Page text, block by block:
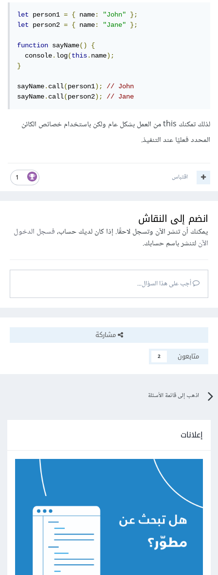
let person1 = { name: "John"
};
let
person2 = { name: "Jane" };
function sayName()
{
console.log(this.name);
}
sayName.call(person1);
// John
sayName.call(person2); // Jane
لذلك تمكنك this من العمل بشكل عام ولكن باستخدام خصائص الكائن
المحدد فعليًا عند التنفيذ.
1 اقتباس
انضم إلى النقاش
يمكنك أن تنشر الآن وتسجل لاحقًا. إذا كان لديك حساب،فسجل الدخول
الآنلتنشر باسم حسابك.
أجب على هذا السؤال...
مشاركة
متابعون
2
اذهب إلى قائمة الأسئلة
إعلانات